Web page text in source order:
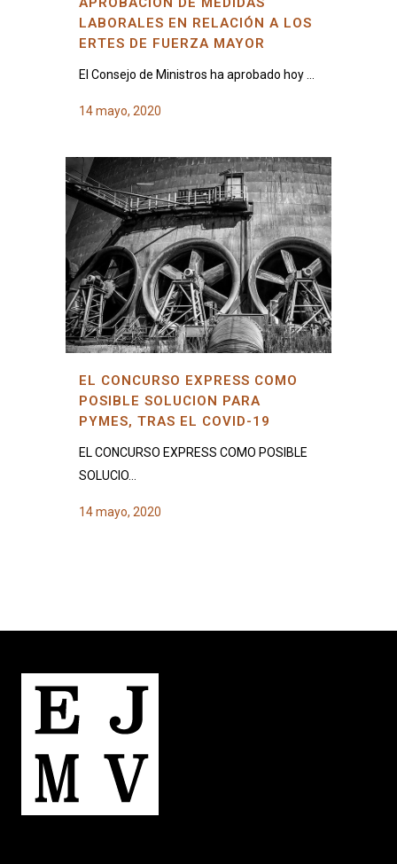
LABORALES EN RELACIÓN A LOS
ERTES DE FUERZA MAYOR
El Consejo de Ministros ha aprobado hoy …
14 mayo, 2020
EL CONCURSO EXPRESS COMO
POSIBLE SOLUCION PARA
PYMES, TRAS EL COVID-19
EL CONCURSO EXPRESS COMO POSIBLE
SOLUCIO…
14 mayo, 2020